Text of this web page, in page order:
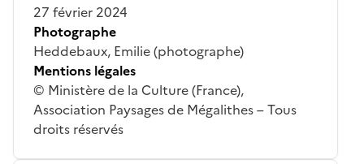
27 février 2024
Photographe
Heddebaux, Emilie (photographe)
Mentions légales
© Ministère de la Culture (France),
Association Paysages de Mégalithes – Tous
droits réservés